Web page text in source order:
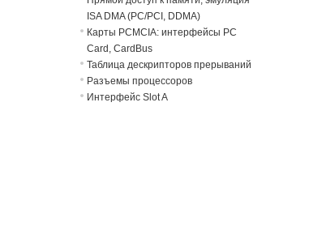
ISA DMA (PC/PCI, DDMA)
Карты PCMCIA: интерфейсы PC
Card, CardBus
Таблица дескрипторов прерываний
Разъемы процессоров
Интерфейс Slot A